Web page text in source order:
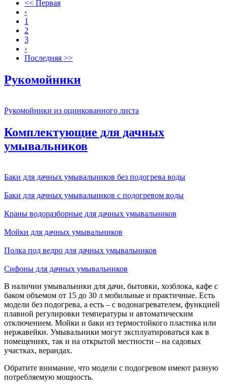
<< Первая
‹
1
2
3
›
Последняя >>
Рукомойники
Рукомойники из оцинкованного листа
Комплектующие для дачных
умывальников
Баки для дачных умывальников без подогрева воды
Баки для дачных умывальников с подогревом воды
Краны водоразборные для дачных умывальников
Мойки для дачных умывальников
Полка под ведро для дачных умывальников
Сифоны для дачных умывальников
В наличии умывальники для дачи, бытовки, хозблока, кафе с
баком объемом от 15 до 30 л мобильные и практичные. Есть
модели без подогрева, а есть – с водонагревателем, функцией
плавной регулировки температуры и автоматическим
отключением. Мойки и баки из термостойкого пластика или
нержавейки. Умывальники могут эксплуатироваться как в
помещениях, так и на открытой местности – на садовых
участках, верандах.
Обратите внимание, что модели с подогревом имеют разную
потребляемую мощность.